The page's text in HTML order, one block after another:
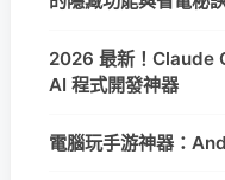
2026 最新！Claude
AI 程式開發神器
電腦玩手游神器：